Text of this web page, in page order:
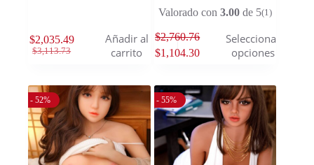
$3,113.73
$2,035.49
Añadir al
carrito
Valorado con 3.00de 5(1)
$2,760.76
$1,104.30
Seleccionar
opciones
- 52% - 55%